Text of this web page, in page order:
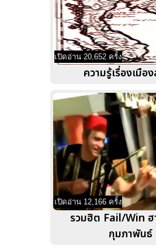
เปิดอ่าน 20,652 ครั้ง
ความรู้เรื่องเมือ
เปิดอ่าน 12,166 ครั้ง
รวมฮิต Fail/Win ฮ
กุมภาพันธ์